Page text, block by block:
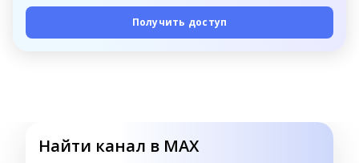
Получить доступ
Найти канал в MAX